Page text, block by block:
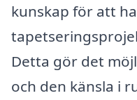
kunskap för att
Detta gör det
och den känsla i